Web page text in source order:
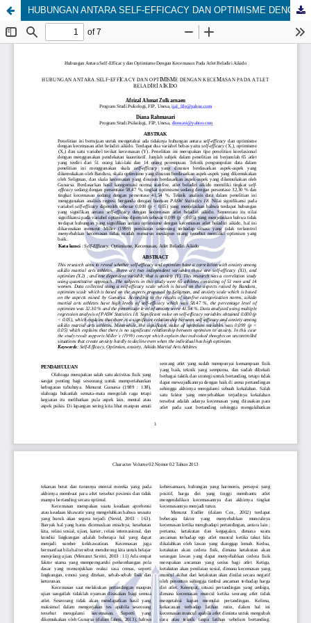
HUBUNGAN ANTARA SELF-EFFICACY DAN OPTIMISME DENGAN KECEMASAN PADA ATLET BELADIRI AIKIDO